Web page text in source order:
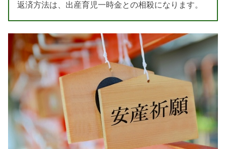
返済方法は、出産育児一時金との相殺になります。